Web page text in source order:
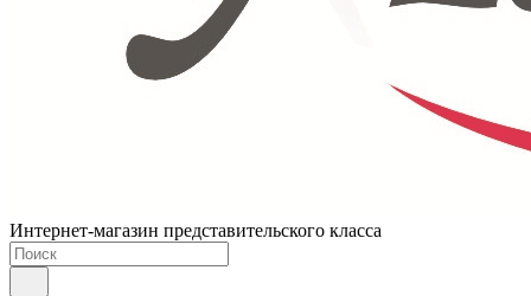
Интернет-магазин представительского класса